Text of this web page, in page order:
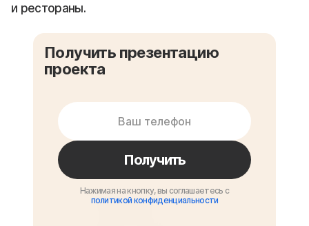
и рестораны.
Получить презентацию
проекта
Получить
Нажимая на кнопку, вы соглашаетесь с
политикой конфиденциальности